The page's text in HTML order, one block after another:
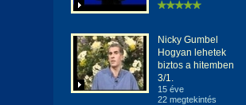
Nicky Gumbel
Hogyan lehetek
biztos a hitemben
3/1.
15 éve
22 megtekintés